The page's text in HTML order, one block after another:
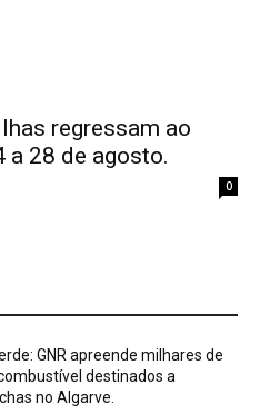
regressam ao
28 de agosto.
0
GNR apreende milhares de
destinados a
no Algarve.